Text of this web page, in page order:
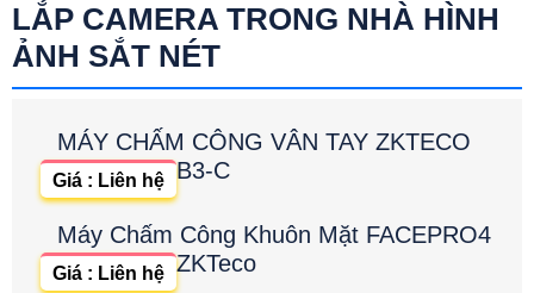
LẮP CAMERA TRONG NHÀ HÌNH
ẢNH SẮT NÉT
MÁY CHẤM CÔNG VÂN TAY ZKTECO
B3-C
Giá : Liên hệ
Máy Chấm Công Khuôn Mặt FACEPRO4
ZKTeco
Giá : Liên hệ